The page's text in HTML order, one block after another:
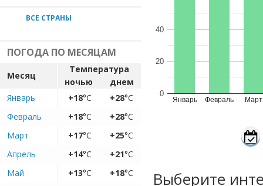
ВСЕ СТРАНЫ
ПОГОДА ПО МЕСЯЦАМ
Месяц
Температура
ночью
днем
Январь
+18°C +28°C
Февраль
+18°C +28°C
Март
+17°C +25°C
Апрель
+14°C +21°C
Май
+13°C +18°C
Январь Февраль Март
0
20
40
Выберите